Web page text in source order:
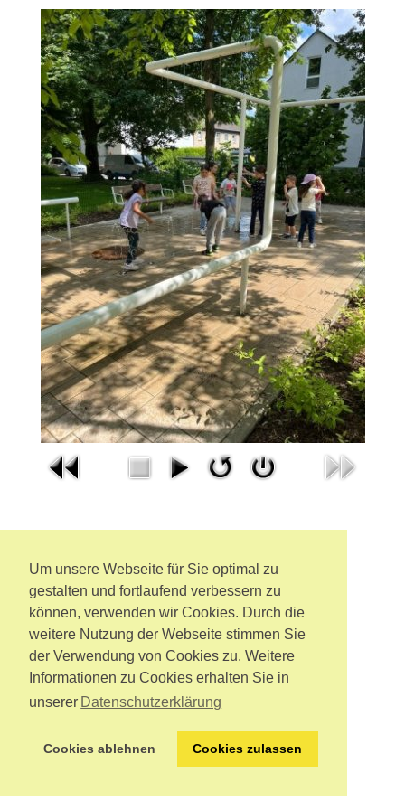
Um unsere Webseite für Sie optimal zu
gestalten und fortlaufend verbessern zu
können, verwenden wir Cookies. Durch die
weitere Nutzung der Webseite stimmen Sie
der Verwendung von Cookies zu. Weitere
Informationen zu Cookies erhalten Sie in
unserer Datenschutzerklärung
Cookies ablehnen Cookies zulassen